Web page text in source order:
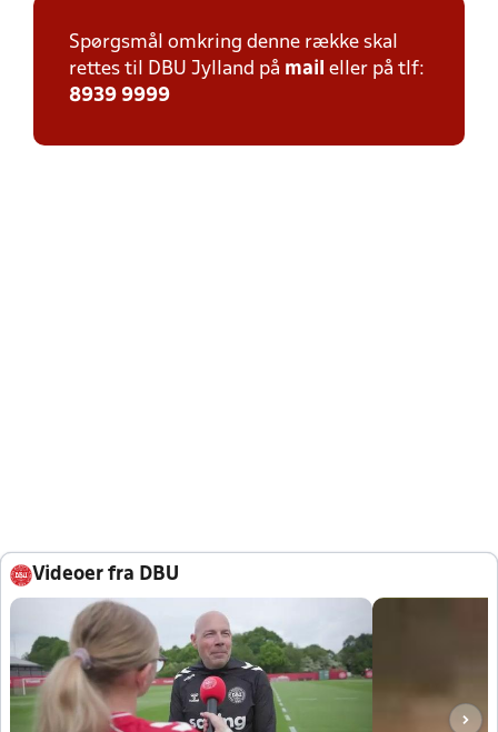
Spørgsmål omkring denne række skal
rettes til DBU Jylland på mail eller på tlf:
8939 9999
Videoer fra DBU